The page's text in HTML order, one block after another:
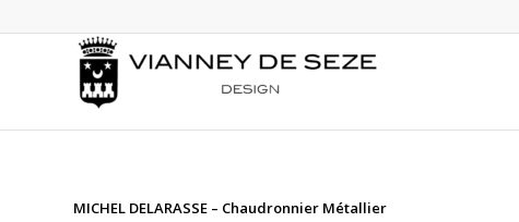
MICHEL DELARASSE – Chaudronnier Métallier